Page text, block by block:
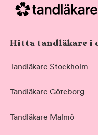
Hitta tandläkare i
Tandläkare Stockholm
Tandläkare Göteborg
Tandläkare Malmö